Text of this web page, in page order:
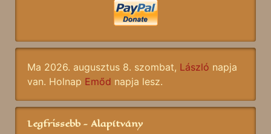
Ma 2026. augusztus 8. szombat, László napja
van. Holnap Emőd napja lesz.
Legfrissebb - Alapítvány